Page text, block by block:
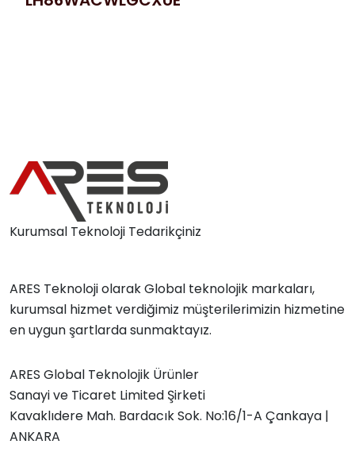
Kurumsal Teknoloji Tedarikçiniz
ARES Teknoloji olarak Global teknolojik markaları,
kurumsal hizmet verdiğimiz müşterilerimizin hizmetine
en uygun şartlarda sunmaktayız.
ARES Global Teknolojik Ürünler
Sanayi ve Ticaret Limited Şirketi
Kavaklıdere Mah. Bardacık Sok. No:16/1-A Çankaya |
ANKARA